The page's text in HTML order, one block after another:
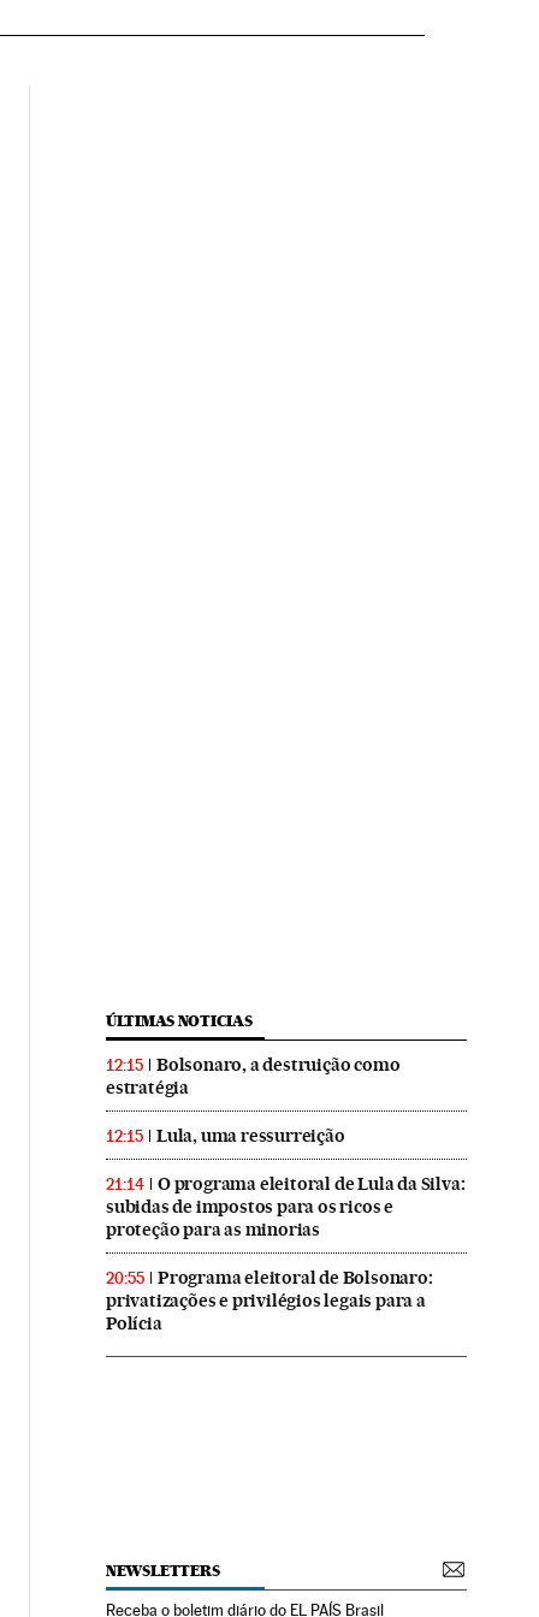
ÚLTIMAS NOTICIAS
12:15
Bolsonaro, a destruição como
estratégia
12:15 Lula, uma ressurreição
21:14
O programa eleitoral de Lula da Silva:
subidas de impostos para os ricos e
proteção para as minorias
20:55
Programa eleitoral de Bolsonaro:
privatizações e privilégios legais para a
Polícia
NEWSLETTERS
Receba o boletim diário do EL PAÍS Brasil